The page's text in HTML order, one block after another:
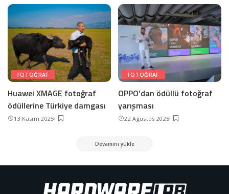
FOTOĞRAF
Huawei XMAGE fotoğraf
ödüllerine Türkiye damgası
13 Kasım 2025
FOTOĞRAF
OPPO’dan ödüllü fotoğraf
yarışması
22 Ağustos 2025
Devamını yükle